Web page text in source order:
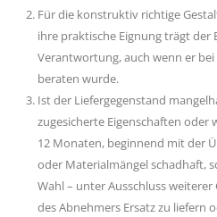
Für die konstruktiv richtige
ihre praktische Eignung trägt der
Verantwortung, auch wenn er
beraten wurde.
Ist der Liefergegenstand
zugesicherte Eigenschaften oder
12 Monaten, beginnend mit der
oder Materialmängel schadhaft,
Wahl – unter Ausschluss
des Abnehmers Ersatz zu liefern